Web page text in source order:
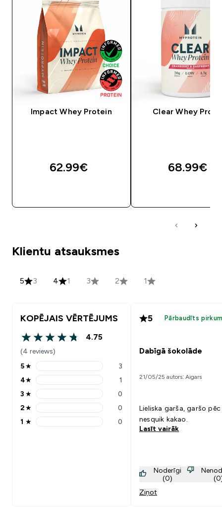
Impact Whey Protein
62.99€‎
Clear Whey
68.99€‎
Klientu atsauksmes
5 3 4 1 3 2 1
KOPĒJAIS VĒRTĒJUMS
4.75 out of 5 stars
4.75
(4 reviews)
5 stars rating 3 reviews
5★ 3
4 stars rating 1 reviews
4★ 1
3 stars rating 0 reviews
3 ★ 0
2 stars rating 0 reviews
2★ 0
1 stars rating 0 reviews
1 ★ 0
5 Pārbaudīts
Dabīgā šokolāde
21/05/25 autors: Aigars
Lieliska garša, garšo pēc
nesquik kakao.
Lasīt vairāk
Noderīgi
(0)
Ziņot